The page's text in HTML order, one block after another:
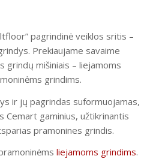
pagrindinė veiklos sritis –
Prekiaujame savaime
grindų mišiniais – liejamoms
grindims.
ir jų pagrindas suformuojamas,
Cemart gaminius, užtikrinantis
pramonines grindis.
liejamoms grindims.